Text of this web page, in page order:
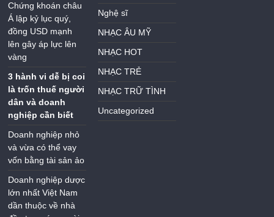
Chứng khoán châu
Á lập kỷ lục quý,
đồng USD mạnh
lên gây áp lực lên
vàng
3 hành vi dễ bị coi
là trốn thuế người
dân và doanh
nghiệp cần biết
Doanh nghiệp nhỏ
và vừa có thể vay
vốn bằng tài sản ảo
Doanh nghiệp dược
lớn nhất Việt Nam
dần thuộc về nhà
Nghệ sĩ
NHẠC ÂU MỸ
NHẠC HOT
NHẠC TRẺ
NHẠC TRỮ TÌNH
Uncategorized